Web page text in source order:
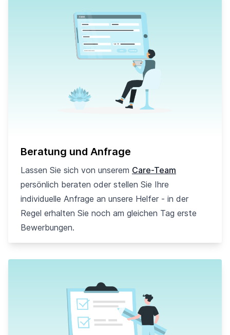
Beratung und Anfrage
Lassen Sie sich von unserem Care-Team
persönlich beraten oder stellen Sie Ihre
individuelle Anfrage an unsere Helfer - in der
Regel erhalten Sie noch am gleichen Tag erste
Bewerbungen.